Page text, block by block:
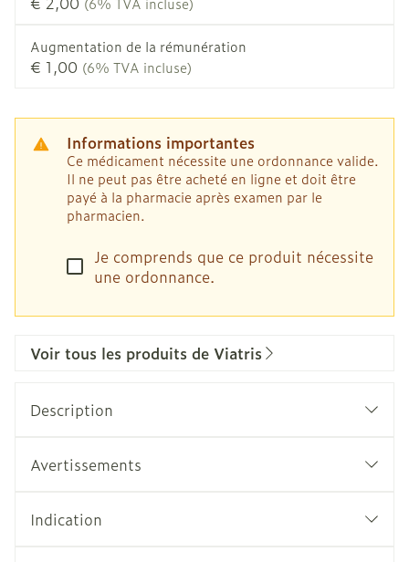
Augmentation de la rémunération
€ 1,00 (6% TVA incluse)
Informations importantes
Ce médicament nécessite une ordonnance valide.
Il ne peut pas être acheté en ligne et doit être
payé à la pharmacie après examen par le
pharmacien.
Je comprends que ce produit nécessite
une ordonnance.
Voir tous les produits de Viatris
Description
Avertissements
Indication